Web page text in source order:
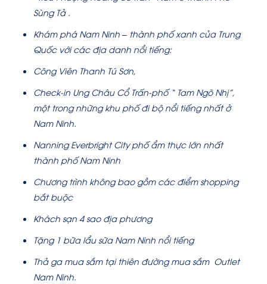
Sùng Tả .
Khám phá Nam Ninh – thành phố xanh của Trung
Quốc với các địa danh nổi tiếng:
Công Viên Thanh Tú Sơn,
Check-in Ung Châu Cổ Trấn-phố “ Tam Ngõ Nhị”,
một trong những khu phố đi bộ nổi tiếng nhất ở
Nam Ninh.
Nanning Everbright City phố ẩm thực lớn nhất
thành phố Nam Ninh
Chương trình không bao gồm các điểm shopping
bắt buộc
Khách sạn 4 sao địa phương
Tặng 1 bữa lẩu sữa Nam Ninh nổi tiếng
Thả ga mua sắm tại thiên đường mua sắm Outlet
Nam Ninh.